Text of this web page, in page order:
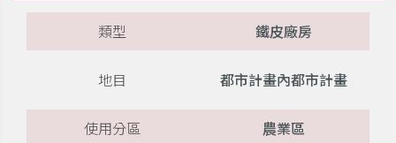
類型 鐵皮廠房
地目 都市計畫內都市計畫
使用分區 農業區